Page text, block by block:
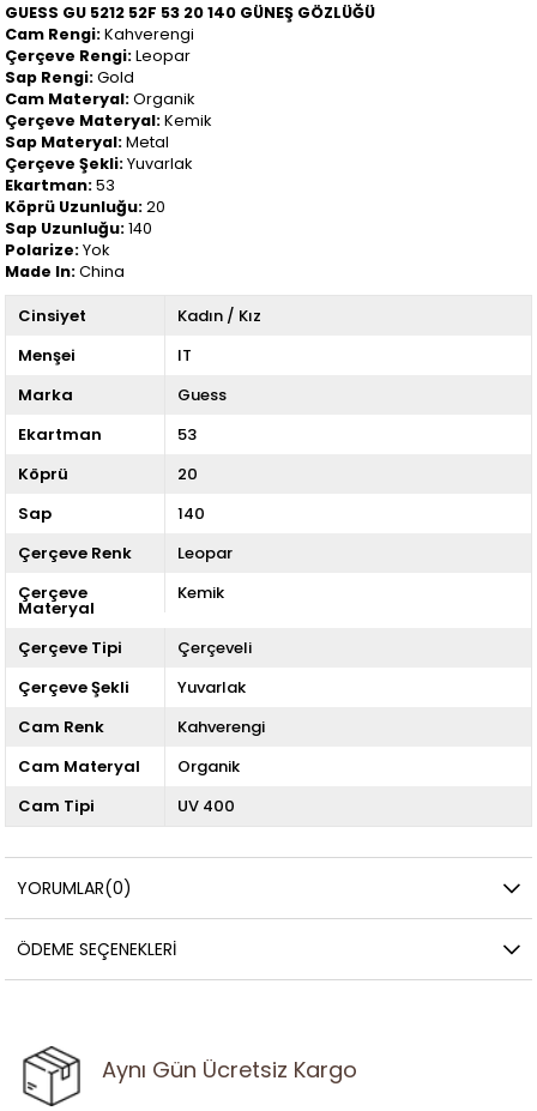
GUESS GU 5212 52F 53 20 140 GÜNEŞ GÖZLÜĞÜ
Cam Rengi:Kahverengi
Çerçeve Rengi:Leopar
Sap Rengi:Gold
Cam Materyal:Organik
Çerçeve Materyal:Kemik
Sap Materyal:Metal
Çerçeve Şekli:Yuvarlak
Ekartman:53
Köprü Uzunluğu:20
Sap Uzunluğu:140
Polarize:Yok
Made In:China
Cinsiyet
Kadın / Kız
Menşei
IT
Marka
Guess
Ekartman
53
Köprü
20
Sap
140
Çerçeve Renk
Leopar
Çerçeve
Materyal
Kemik
Çerçeve Tipi
Çerçeveli
Çerçeve Şekli
Yuvarlak
Cam Renk
Kahverengi
Cam Materyal
Organik
Cam Tipi
UV 400
YORUMLAR(0)
ÖDEME SEÇENEKLERI
Aynı Gün Ücretsiz Kargo